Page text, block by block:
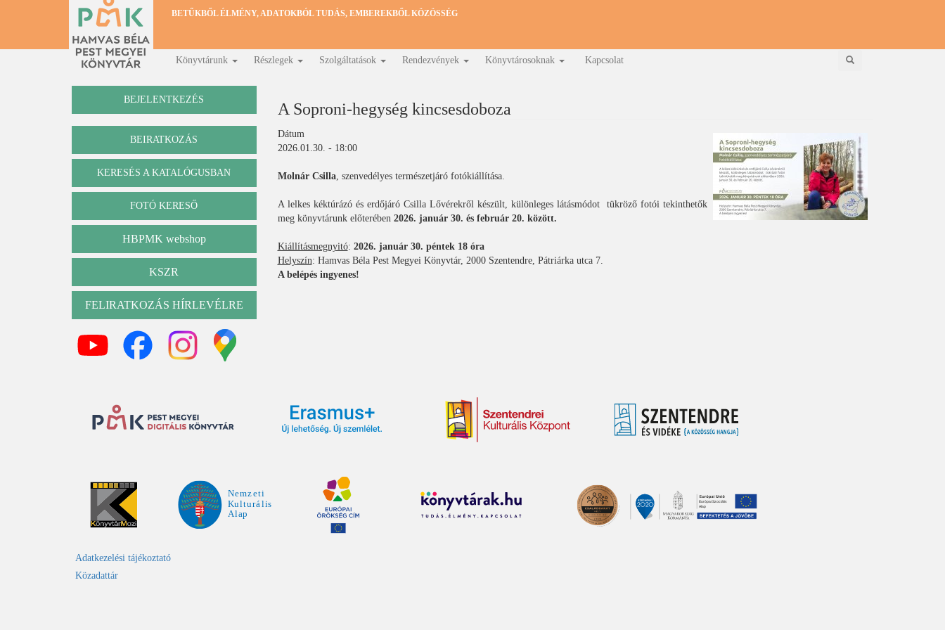
BETŰKBŐL ÉLMÉNY, ADATOKBÓL TUDÁS, EMBEREKBŐL KÖZÖSSÉG
Fő
navigáció
Könyvtárunk Részlegek Szolgáltatások Rendezvények Könyvtárosoknak Kapcsolat Keresés
BEJELENTKEZÉS
BEIRATKOZÁS
Katalógus
KERESÉS A KATALÓGUSBAN
FOTÓ KERESŐ
HBPMK webshop
KSZR
FELIRATKOZÁS HÍRLEVÉLRE
A Soproni-hegység kincsesdoboza
Dátum
2026.01.30. - 18:00
Molnár Csilla, szenvedélyes természetjáró fotókiállítása.
A lelkes kéktúrázó és erdőjáró Csilla Lővérekről készült, különleges látásmódot tükröző fotói tekinthetők
meg könyvtárunk előterében 2026. január 30. és február 20. között.
Kiállításmegnyitó: 2026. január 30. péntek 18 óra
Helyszín: Hamvas Béla Pest Megyei Könyvtár, 2000 Szentendre, Pátriárka utca 7.
A belépés ingyenes!
Adatkezelési tájékoztató
Közadattár